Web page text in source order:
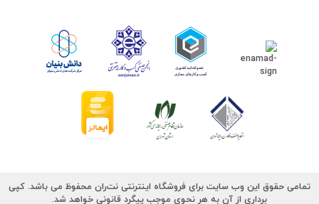
تمامی حقوق این وب سایت برای فروشگاه اینترنتی نت‌ران محفوظ می باشد. کپی
برداری از آن به هر نحوی موجب پیگرد قانونی خواهد شد.